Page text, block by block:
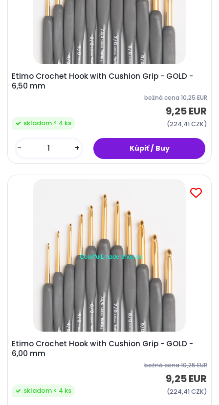
Etimo Crochet Hook with Cushion Grip - GOLD -
6,50 mm
bežná cena10,25 EUR
9,25 EUR
(224,41 CZK)
skladom < 4 ks
- +
Etimo Crochet Hook with Cushion Grip - GOLD -
6,00 mm
bežná cena10,25 EUR
9,25 EUR
(224,41 CZK)
skladom < 4 ks